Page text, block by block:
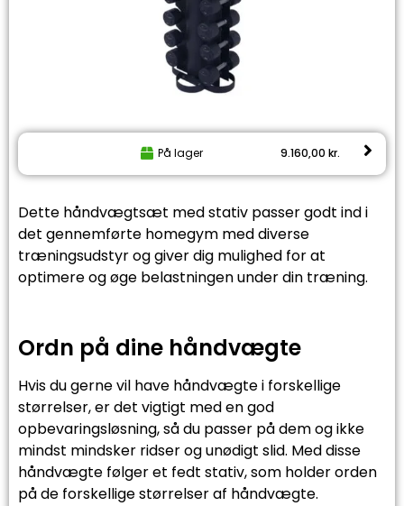
På lager 9.160,00kr.
Dette håndvægtsæt med stativ passer godt ind i
det gennemførte homegym med diverse
træningsudstyr og giver dig mulighed for at
optimere og øge belastningen under din træning.
Ordn på dine håndvægte
Hvis du gerne vil have håndvægte i forskellige
størrelser, er det vigtigt med en god
opbevaringsløsning, så du passer på dem og ikke
mindst mindsker ridser og unødigt slid. Med disse
håndvægte følger et fedt stativ, som holder orden
på de forskellige størrelser af håndvægte.